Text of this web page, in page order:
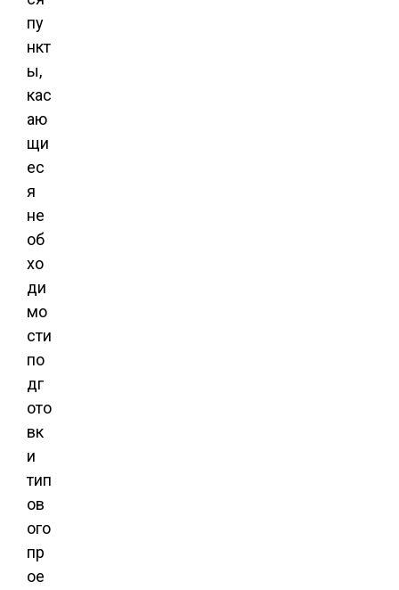
пу
нкт
ы,
кас
аю
щи
ес
я
не
об
хо
ди
мо
сти
по
дг
ото
вк
и
тип
ов
ого
пр
ое